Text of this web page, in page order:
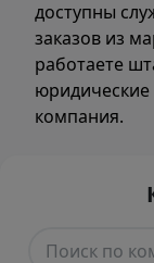
доступны
заказов из
работаете
компания.